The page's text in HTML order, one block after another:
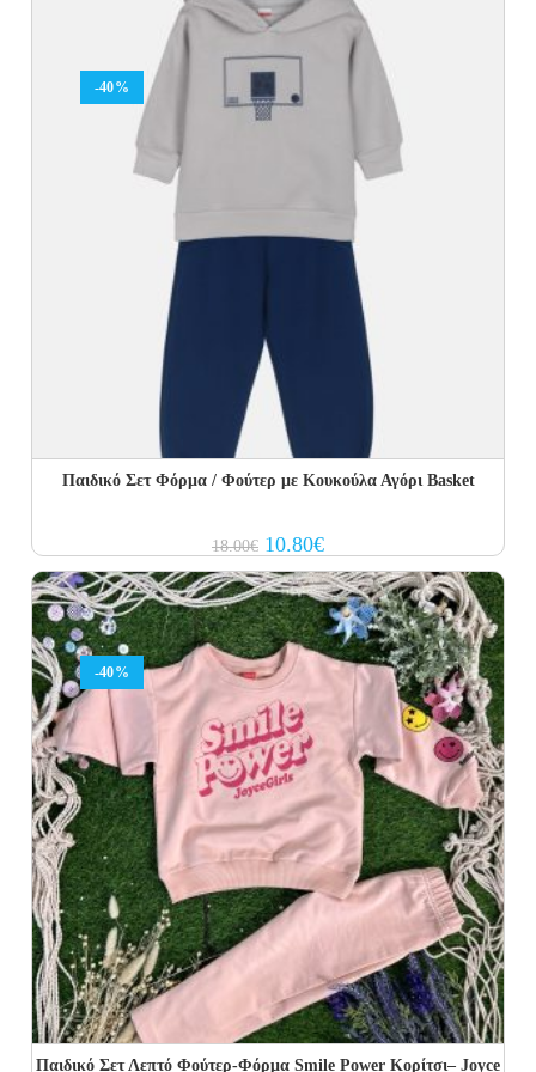
19.00€.
11.40€.
-40%
Παιδικό Σετ Φόρμα / Φούτερ με Κουκούλα Αγόρι Basket
18.00€ Original
price
was:
18.00€.
10.80€Current
price
is:
10.80€.
-40%
Παιδικό Σετ Λεπτό Φούτερ-Φόρμα Smile Power Κορίτσι– Joyce